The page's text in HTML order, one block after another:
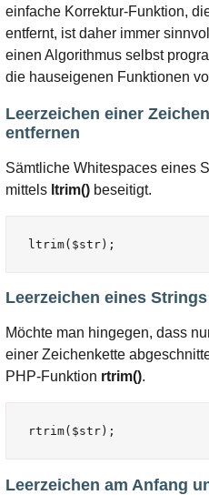
einfache Korrektur-Funktion,
entfernt, ist daher immer
einen Algorithmus selbst
die hauseigenen Funktionen
Leerzeichen einer
entfernen
Sämtliche Whitespaces eines
mittels ltrim() beseitigt.
Leerzeichen eines
Möchte man hingegen, dass
einer Zeichenkette
PHP-Funktion rtrim().
Leerzeichen am Anfang